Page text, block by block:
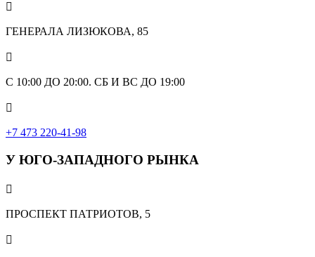

ГЕНЕРАЛА ЛИЗЮКОВА, 85

С 10:00 ДО 20:00. СБ И ВС ДО 19:00

+7 473 220-41-98
У ЮГО-ЗАПАДНОГО РЫНКА

ПРОСПЕКТ ПАТРИОТОВ, 5
